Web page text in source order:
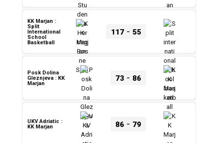
117- 55
KK Marjan :
Split
International
School
Basketball
73- 86
Posk Dolina
Gleznjeva : KK
Marjan
86- 79
UKV Adriatic :
KK Marjan